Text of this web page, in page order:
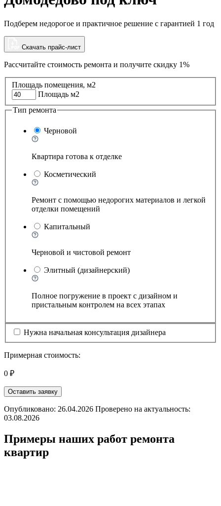
Подберем недорогое и практичное решение с гарантией 1 год
Скачать прайс-лист
Рассчитайте стоимость ремонта и получите скидку 1%
Площадь помещения, м2
Площадь м2
Тип ремонта
Черновой
Квартира готова к отделке
Косметический
Ремонт с помощью недорогих материалов и легкой
отделки помещений
Капитальный
Черновой и чистовой ремонт
Элитный (дизайнерский)
Полное погружение в проект с дизайном и
пристальным контролем на всех этапах
Нужна начальная консультация дизайнера
Примерная стоимость:
0 ₽
Оставить заявку
Опубликовано: 26.04.2026 Проверено на актуальность:
03.08.2026
Примеры наших работ ремонта
квартир